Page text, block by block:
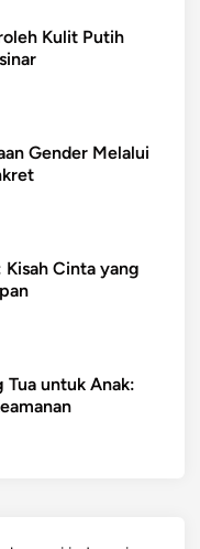
Kulit Putih
Gender Melalui
Cinta yang
Tua untuk Anak: